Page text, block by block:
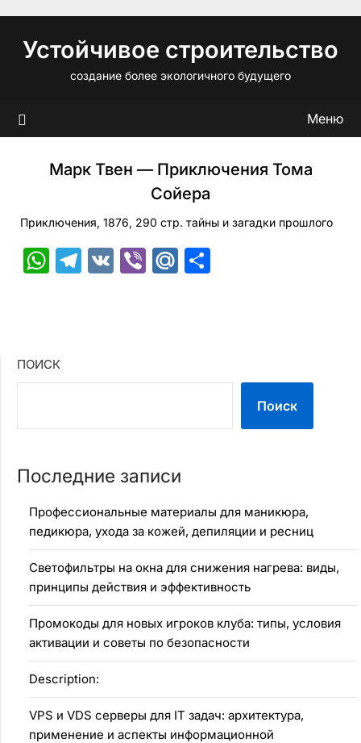
содержимому
Устойчивое строительство
создание более экологичного будущего
Меню
Марк Твен — Приключения Тома
Сойера
Приключения, 1876, 290 стр. тайны и загадки прошлого
WhatsApp
Telegram
VK ViberMail.Ru
ПОИСК
Поиск
Последние записи
Профессиональные материалы для маникюра,
педикюра, ухода за кожей, депиляции и ресниц
Светофильтры на окна для снижения нагрева: виды,
принципы действия и эффективность
Промокоды для новых игроков клуба: типы, условия
активации и советы по безопасности
Description:
VPS и VDS серверы для IT задач: архитектура,
применение и аспекты информационной